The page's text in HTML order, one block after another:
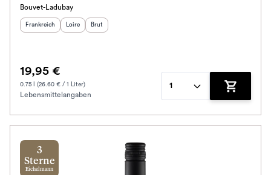
Bouvet-Ladubay
Herkunftsland
Frankreich Herkunftsregion
Loire Geschmack
Brut
19,95 €
0.75 l (26.60 € / 1 Liter)
Lebensmittelangaben
1
Zum
3
Sterne
Eichelmann